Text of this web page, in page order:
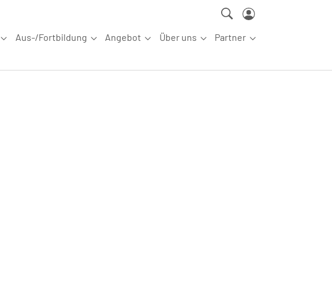
Submenu for "Wettkampfsport"
Aus-/Fortbildung
Submenu for "Aus-/Fortbildung"
Angebot
Submenu for "Angebot"
Über uns
Submenu for "Über uns"
Partner
Submenu for